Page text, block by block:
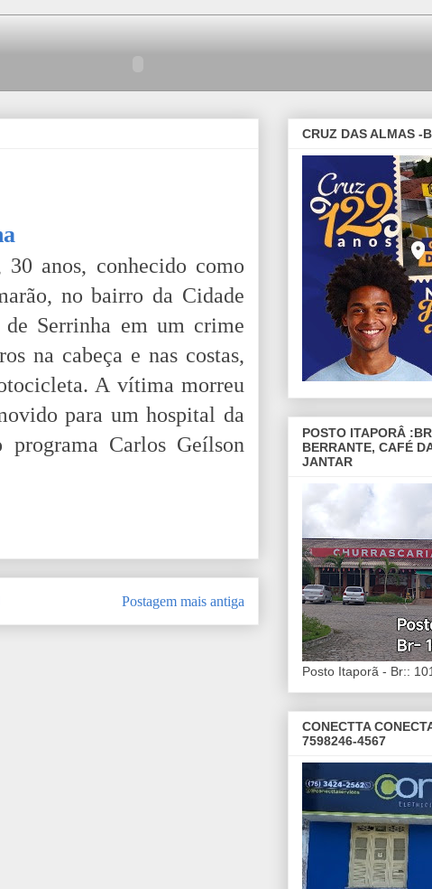
anos, conhecido como
no bairro da Cidade
Serrinha em um crime
na cabeça e nas costas,
A vítima morreu
para um hospital da
Carlos Geílson
Postagem mais antiga
CRUZ DAS ALMAS -
POSTO ITAPORÂ
BERRANTE, CAFÉ
JANTAR
Posto Itaporã - Br::
CONECTTA
7598246-4567